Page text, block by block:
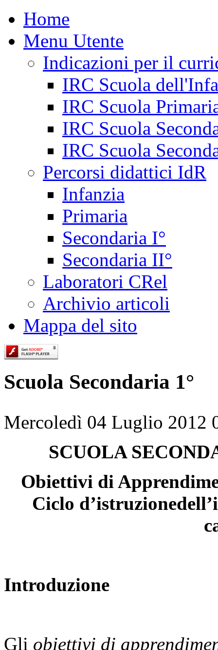
Home
Menu Utente
Indicazioni per il
IRC Scuola
IRC Scuola
IRC Scuola
IRC Scuola
Percorsi didattici IdR
Infanzia
Primaria
Secondaria I°
Secondaria II°
Laboratori CRel
Archivio articoli
Mappa del sito
Scuola Secondaria 1°
Mercoledì 04 Luglio 2012
SCUOLA
Obiettivi di
Ciclo
Introduzione
Gli obiettivi di